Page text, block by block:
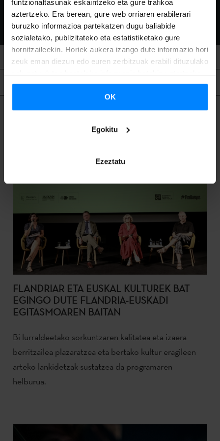
funtzionaltasunak eskaintzeko eta gure trafikoa
aztertzeko. Era berean, gure web orriaren erabilerari
buruzko informazioa partekatzen dugu baliabide
sozialetako, publizitateko eta estatistiketako gure
hornitzaileekin. Horiek aukera izango dute informazio hori
zeuk eman diezun edo euren zerbitzuak erabili dituzulako
eskuratu duten bestelako informazio batekin uztartzeko.
OK
Egokitu
Ezeztatu
Lotutako edukia
FLANDRIAR ETA EUSKAL KULTUREK BAT
EGINGO DUTE FLANDRIA-EUSKADI
EGITASMOAREN BAITAN
Bi lurraldeetako sorkuntzaren kalitatea eta izaera
berritzailea plazaratzea eta bertako kultur eragileen
arteko lankidetzak sustatzea da programaren
helburua.